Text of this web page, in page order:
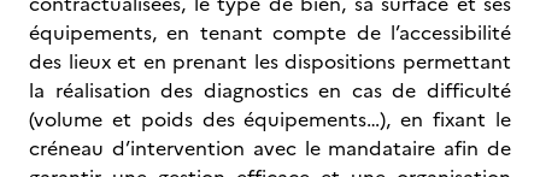
équipements, en tenant compte de l’accessibilité
des lieux et en prenant les dispositions permettant
la réalisation des diagnostics en cas de difficulté
(volume et poids des équipements…), en fixant le
créneau d’intervention avec le mandataire afin de